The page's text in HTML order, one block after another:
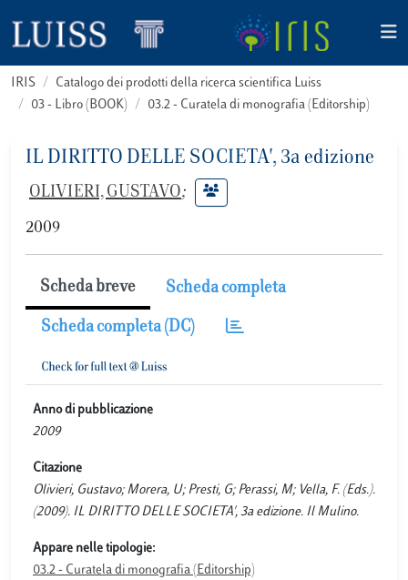
IRIS
Catalogo dei prodotti della ricerca scientifica Luiss
03 - Libro (BOOK)
03.2 - Curatela di monografia (Editorship)
IL DIRITTO DELLE SOCIETA', 3a edizione
OLIVIERI, GUSTAVO;
2009
Scheda breve Scheda completa
Scheda completa (DC)
Anno di pubblicazione
2009
Citazione
Olivieri, Gustavo; Morera, U; Presti, G; Perassi, M; Vella, F. (Eds.).
(2009). IL DIRITTO DELLE SOCIETA', 3a edizione. Il Mulino.
Appare nelle tipologie:
03.2 - Curatela di monografia (Editorship)